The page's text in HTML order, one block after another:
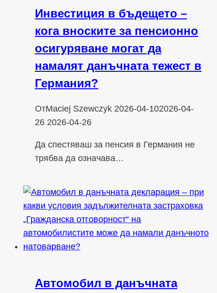
Инвестиция в бъдещето –
кога вноските за пенсионно
осигуряване могат да
намалят данъчната тежест в
Германия?
ОтMaciej Szewczyk 2026-04-102026-04-
26 2026-04-26
Да спестяваш за пенсия в Германия не
трябва да означава…
Автомобил в данъчната